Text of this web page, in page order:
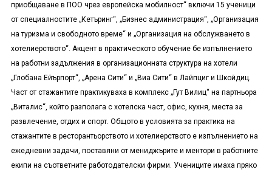
приобщаване в ПОО чрез европейска мобилност“ включи 15 ученици
от специалностите „Кетъринг“, „Бизнес администрация“, „Организация
на туризма и свободното време“ и „Организация на обслужването в
хотелиерството“. Акцент в практическото обучение бе изпълнението
на работни задължения в организационната структура на хотели
„Глобана Ейърпорт“, „Арена Сити“ и „Виа Сити“ в Лайпциг и Шкойдиц.
Част от стажантите практикуваха в комплекс „Гут Вилиц“ на партньора
„Виталис“, който разполага с хотелска част, офис, кухня, места за
развлечение, отдих и спорт. Общото в условията за практика на
стажантите в ресторантьорството и хотелиерството е изпълнението на
ежедневни задачи, поставяни от мениджърите и ментори в работните
екипи на съответните работодателски фирми. Учениците имаха пряко